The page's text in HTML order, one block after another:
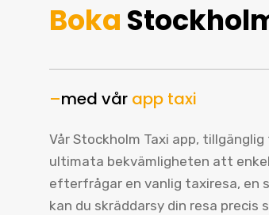
Boka
–med vår app taxi
Vår Stockholm Taxi app,
ultimata bekvämligheten att
efterfrågar en vanlig taxiresa, en
kan du skräddarsy din resa precis